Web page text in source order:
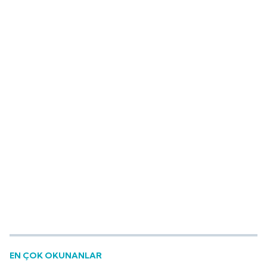
EN ÇOK OKUNANLAR